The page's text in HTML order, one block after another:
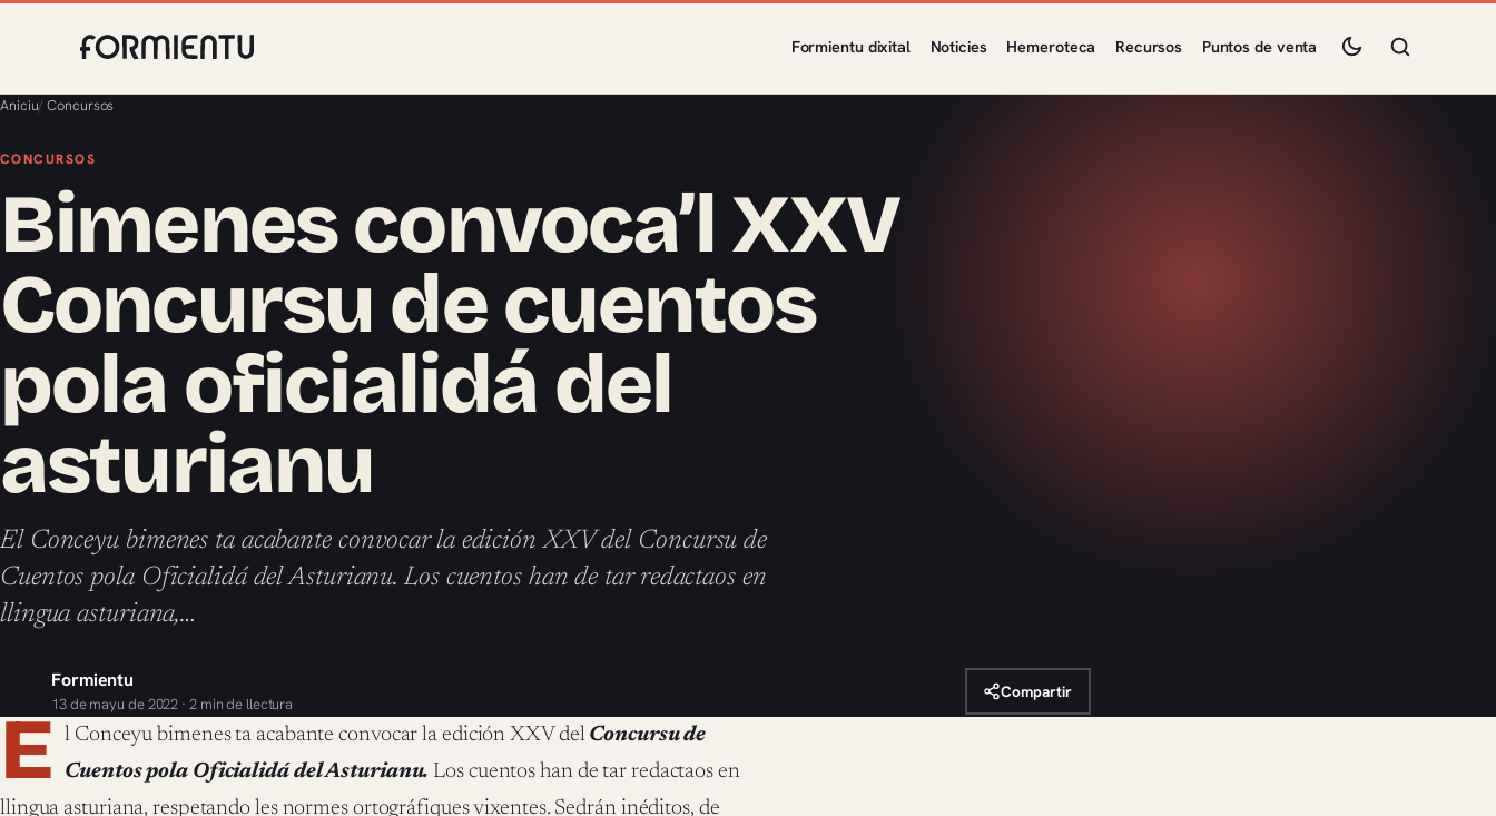
Formientu dixital Noticies Hemeroteca Recursos Puntos de venta
Aniciu/Concursos
CONCURSOS
Bimenes convoca’l XXV
Concursu de cuentos
pola oficialidá del
asturianu
El Conceyu bimenes ta acabante convocar la edición XXV del Concursu de
Cuentos pola Oficialidá del Asturianu. Los cuentos han de tar redactaos en
llingua asturiana,…
Formientu
13 de mayu de 2022 · 2 min de llectura
Compartir
E l Conceyu bimenes ta acabante convocar la edición XXV del Concursu de
Cuentos pola Oficialidá del Asturianu. Los cuentos han de tar redactaos en
llingua asturiana, respetando les normes ortográfiques vixentes. Sedrán inéditos, de